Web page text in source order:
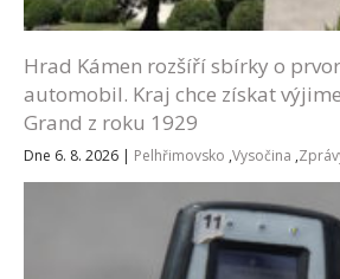
Hrad Kámen rozšíří sbírky o
automobil. Kraj chce získat
Grand z roku 1929
Dne 6. 8. 2026 | Pelhřimovsko ,Vysočina ,